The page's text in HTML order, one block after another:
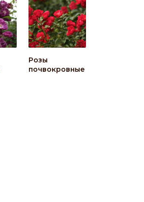
Розы
почвокровные